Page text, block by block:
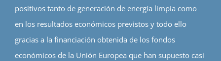
positivos tanto de generación de energía limpia como
en los resultados económicos previstos y todo ello
gracias a la financiación obtenida de los fondos
económicos de la Unión Europea que han supuesto casi